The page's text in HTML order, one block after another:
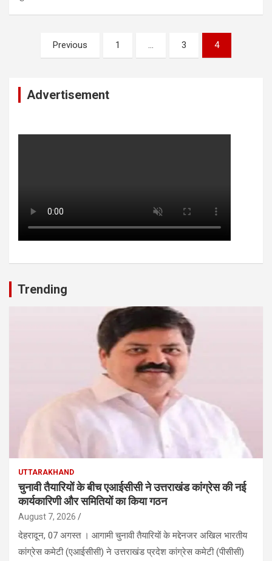
pagination
Previous 1 3 4
Advertisement
Trending
UTTARAKHAND
चुनावी तैयारियों के बीच एआईसीसी ने उत्तराखंड कांग्रेस की नई
कार्यकारिणी और समितियों का किया गठन
August 7, 2026
देहरादून, 07 अगस्त । आगामी चुनावी तैयारियों के मद्देनजर अखिल भारतीय
कांग्रेस कमेटी (एआईसीसी) ने उत्तराखंड प्रदेश कांग्रेस कमेटी (पीसीसी)